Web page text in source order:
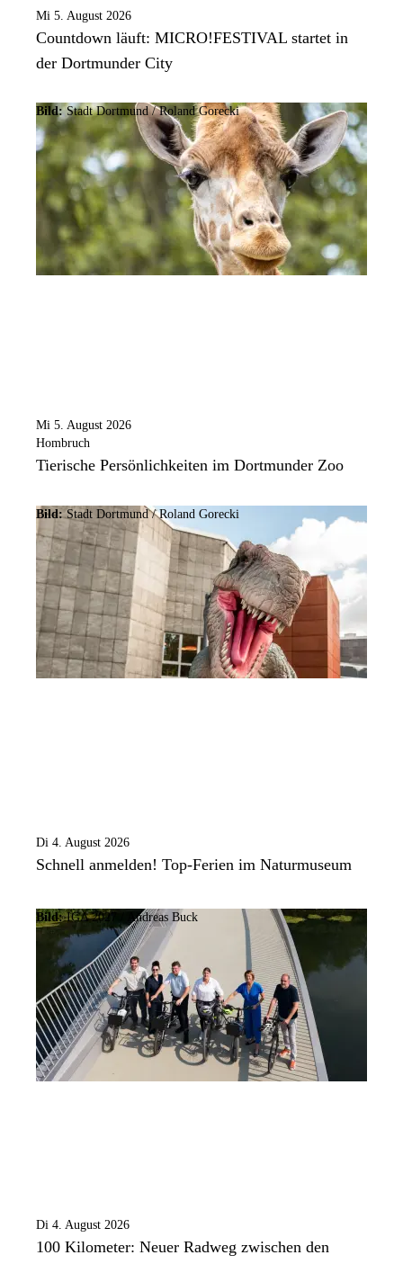
Mi 5. August 2026
Countdown läuft: MICRO!FESTIVAL startet in
der Dortmunder City
Bild:Stadt Dortmund / Roland Gorecki
Mi 5. August 2026
Hombruch
Tierische Persönlichkeiten im Dortmunder Zoo
Bild:Stadt Dortmund / Roland Gorecki
Di 4. August 2026
Schnell anmelden! Top-Ferien im Naturmuseum
Bild: IGA 2027 / Andreas Buck
Di 4. August 2026
100 Kilometer: Neuer Radweg zwischen den